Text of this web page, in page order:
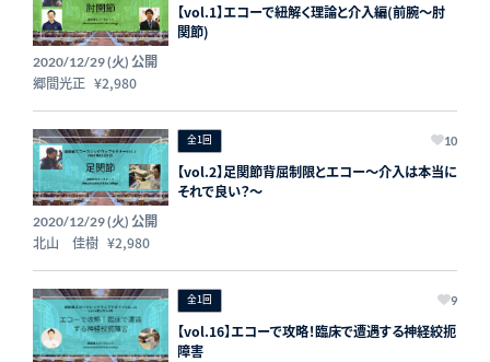
【vol.1】エコーで紐解く理論と介入編(前腕～肘
関節)
2020/12/29 (火) 公開
郷間光正 ¥2,980
全1回 10
【vol.2】足関節背屈制限とエコー〜介入は本当に
それで良い？〜
2020/12/29 (火) 公開
北山 佳樹 ¥2,980
全1回 9
【vol.16】エコーで攻略！臨床で遭遇する神経絞扼
障害